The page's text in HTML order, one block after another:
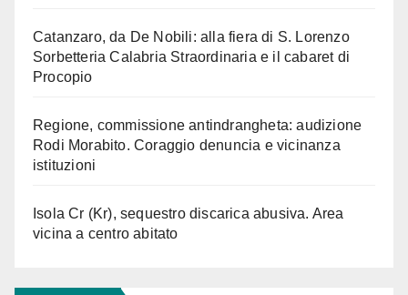
Catanzaro, da De Nobili: alla fiera di S. Lorenzo
Sorbetteria Calabria Straordinaria e il cabaret di
Procopio
Regione, commissione antindrangheta: audizione
Rodi Morabito. Coraggio denuncia e vicinanza
istituzioni
Isola Cr (Kr), sequestro discarica abusiva. Area
vicina a centro abitato